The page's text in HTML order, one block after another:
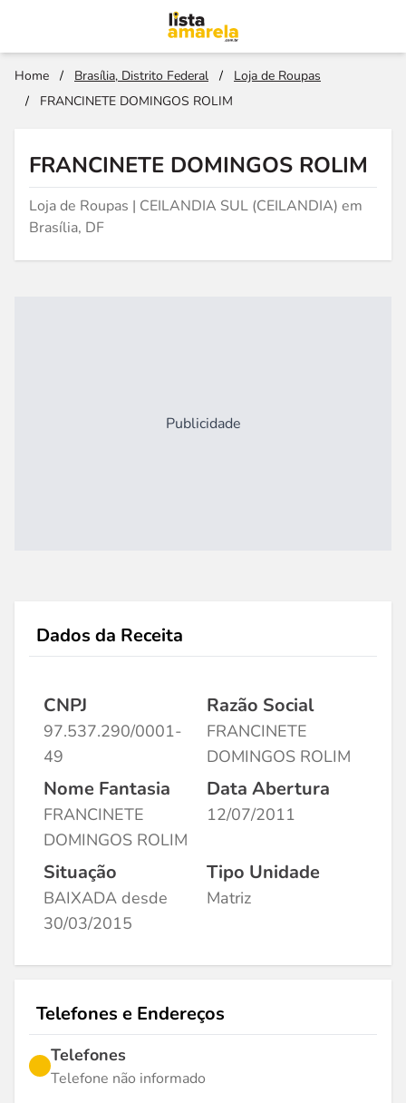
Home / Brasília, Distrito Federal /
Loja de Roupas
/
FRANCINETE DOMINGOS ROLIM
FRANCINETE DOMINGOS ROLIM
Loja de Roupas | CEILANDIA SUL (CEILANDIA) em
Brasília, DF
Publicidade
Dados da Receita
CNPJ
97.537.290/0001-
49
Razão Social
FRANCINETE
DOMINGOS ROLIM
Nome Fantasia
FRANCINETE
DOMINGOS ROLIM
Data Abertura
12/07/2011
Situação
BAIXADA desde
30/03/2015
Tipo Unidade
Matriz
Telefones e Endereços
Telefones
Telefone não informado